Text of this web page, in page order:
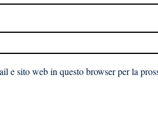
e sito web in questo browser per la